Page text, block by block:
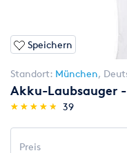
Speichern
Standort: München,
Akku-Laubsauger
(*)
★
★
(*)★
★
(*) ★
★
(*) ★
★
(*) ★
★ 39
Preis